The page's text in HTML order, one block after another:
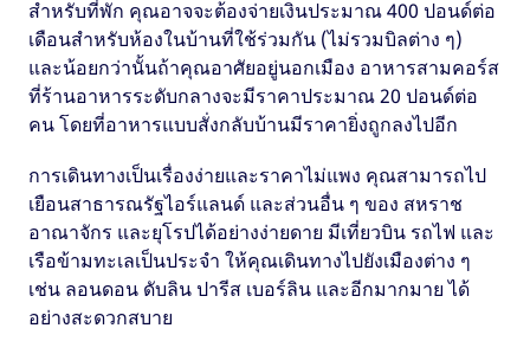
สำหรับที่พัก คุณอาจจะต้องจ่ายเงินประมาณ 400 ปอนด์ต่อ
เดือนสำหรับห้องในบ้านที่ใช้ร่วมกัน (ไม่รวมบิลต่าง ๆ)
และน้อยกว่านั้นถ้าคุณอาศัยอยู่นอกเมือง อาหารสามคอร์ส
ที่ร้านอาหารระดับกลางจะมีราคาประมาณ 20 ปอนด์ต่อ
คน โดยที่อาหารแบบสั่งกลับบ้านมีราคายิ่งถูกลงไปอีก
การเดินทางเป็นเรื่องง่ายและราคาไม่แพง คุณสามารถไป
เยือนสาธารณรัฐไอร์แลนด์ และส่วนอื่น ๆ ของ สหราช
อาณาจักร และยุโรปได้อย่างง่ายดาย มีเที่ยวบิน รถไฟ และ
เรือข้ามทะเลเป็นประจำ ให้คุณเดินทางไปยังเมืองต่าง ๆ
เช่น ลอนดอน ดับลิน ปารีส เบอร์ลิน และอีกมากมาย ได้
อย่างสะดวกสบาย